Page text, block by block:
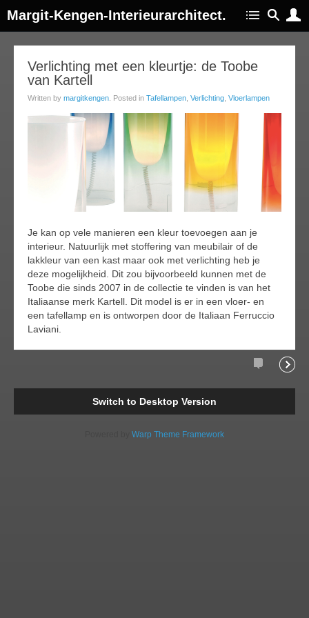
Margit-Kengen-Interieurarchitect.
Verlichting met een kleurtje: de Toobe
van Kartell
Written by margitkengen . Posted in Tafellampen Verlichting Vloerlampen
Je kan op vele manieren een kleur toevoegen aan je
interieur. Natuurlijk met stoffering van meubilair of de
lakkleur van een kast maar ook met verlichting heb je
deze mogelijkheid. Dit zou bijvoorbeeld kunnen met de
Toobe die sinds 2007 in de collectie te vinden is van het
Italiaanse merk Kartell. Dit model is er in een vloer- en
een tafellamp en is ontworpen door de Italiaan Ferruccio
Laviani.
Comments
Switch to Desktop Version
Warp Theme Framework